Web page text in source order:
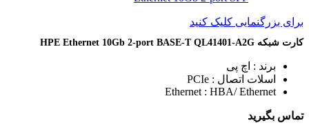
برای بزرگنمایی کلیک کنید
کارت شبکه HPE Ethernet 10Gb 2-port BASE-T QL41401-A2G
برند : اچ پی
اسلات اتصال : PCIe
Ethernet : HBA/ Ethernet
تماس بگیرید